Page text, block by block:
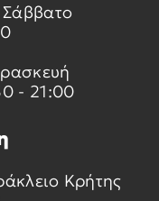
Σάββατο
- 21:00
Κρήτης